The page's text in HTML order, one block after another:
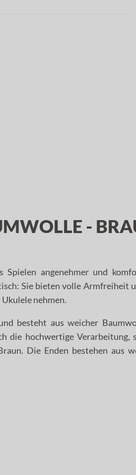
-
angenehmer und
Sie bieten volle Armfreiheit
Ukulele nehmen.
besteht aus weicher
die hochwertige Verarbeitung,
Die Enden bestehen aus